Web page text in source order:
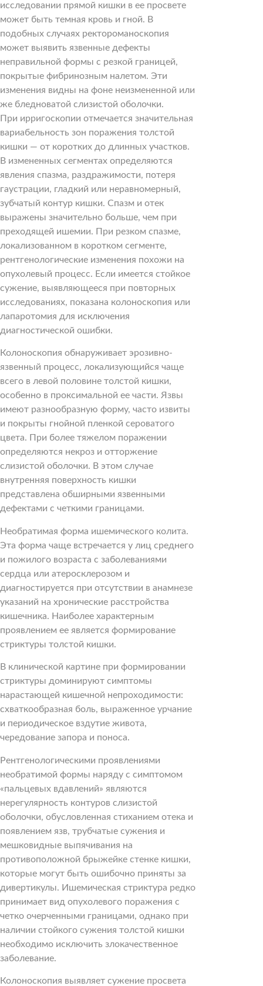
исследовании прямой кишки в ее просвете
может быть темная кровь и гной. В
подобных случаях ректороманоскопия
может выявить язвенные дефекты
неправильной формы с резкой границей,
покрытые фибринозным налетом. Эти
изменения видны на фоне неизмененной или
же бледноватой слизистой оболочки.
При ирригоскопии отмечается значительная
вариабельность зон поражения толстой
кишки — от коротких до длинных участков.
В измененных сегментах определяются
явления спазма, раздражимости, потеря
гаустрации, гладкий или неравномерный,
зубчатый контур кишки. Спазм и отек
выражены значительно больше, чем при
преходящей ишемии. При резком спазме,
локализованном в коротком сегменте,
рентгенологические изменения похожи на
опухолевый процесс. Если имеется стойкое
сужение, выявляющееся при повторных
исследованиях, показана колоноскопия или
лапаротомия для исключения
диагностической ошибки.
Колоноскопия обнаруживает эрозивно-
язвенный процесс, локализующийся чаще
всего в левой половине толстой кишки,
особенно в проксимальной ее части. Язвы
имеют разнообразную форму, часто извиты
и покрыты гнойной пленкой сероватого
цвета. При более тяжелом поражении
определяются некроз и отторжение
слизистой оболочки. В этом случае
внутренняя поверхность кишки
представлена обширными язвенными
дефектами с четкими границами.
Необратимая форма ишемического колита.
Эта форма чаще встречается у лиц среднего
и пожилого возраста с заболеваниями
сердца или атеросклерозом и
диагностируется при отсутствии в анамнезе
указаний на хронические расстройства
кишечника. Наиболее характерным
проявлением ее является формирование
стриктуры толстой кишки.
В клинической картине при формировании
стриктуры доминируют симптомы
нарастающей кишечной непроходимости:
схваткообразная боль, выраженное урчание
и периодическое вздутие живота,
чередование запора и поноса.
Рентгенологическими проявлениями
необратимой формы наряду с симптомом
«пальцевых вдавлений» являются
нерегулярность контуров слизистой
оболочки, обусловленная стиханием отека и
появлением язв, трубчатые сужения и
мешковидные выпячивания на
противоположной брыжейке стенке кишки,
которые могут быть ошибочно приняты за
дивертикулы. Ишемическая стриктура редко
принимает вид опухолевого поражения с
четко очерченными границами, однако при
наличии стойкого сужения толстой кишки
необходимо исключить злокачественное
заболевание.
Колоноскопия выявляет сужение просвета